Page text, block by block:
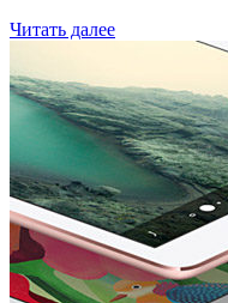
Читать далее